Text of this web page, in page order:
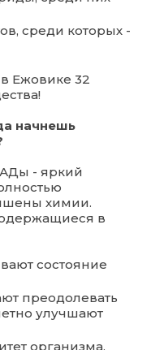
среди которых -
Ежовике 32
начнешь
- яркий
химии.
в
состояние
преодолевать
улучшают
организма.